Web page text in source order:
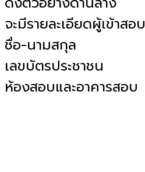
จะมีรายละเอียดผู้เข้าสอบ
ชื่อ-นามสกุล
เลขบัตรประชาชน
ห้องสอบและอาคารสอบ